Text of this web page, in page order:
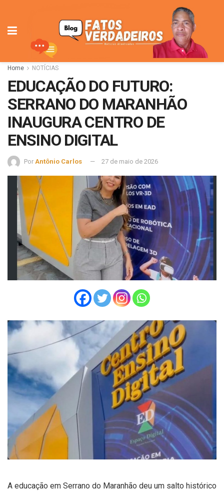
Home NOTÍCIAS
EDUCAÇÃO DO FUTURO:
SERRANO DO MARANHÃO
INAUGURA CENTRO DE
ENSINO DIGITAL
Por Antônio Carlos 27 de maio de 2026
A educação em Serrano do Maranhão deu um salto histórico